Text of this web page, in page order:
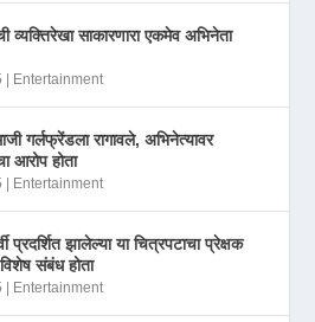
व्यक्तिरेखा साकारणारा एकमेव अभिनेता
Entertainment
गर्लफ्रेंडला रागावले, अभिनेत्यावर
आरोप होता
Entertainment
प्रदर्शित झालेल्या या चित्रपटाचा प्रेक्षक
संबंध होता
Entertainment